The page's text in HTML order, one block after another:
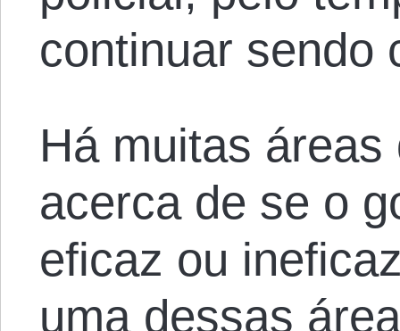
continuar sendo
Há muitas
acerca de se o
eficaz ou
uma dessas